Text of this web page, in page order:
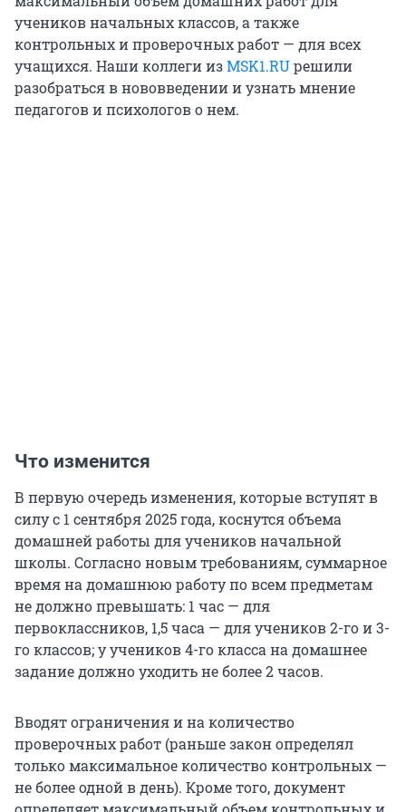
учеников начальных классов, а также
контрольных и проверочных работ — для всех
учащихся. Наши коллеги изMSK1.RUрешили
разобраться в нововведении и узнать мнение
педагогов и психологов о нем.
Что изменится
В первую очередь изменения, которые вступят в
силу с 1 сентября 2025 года, коснутся объема
домашней работы для учеников начальной
школы. Согласно новым требованиям, суммарное
время на домашнюю работу по всем предметам
не должно превышать: 1 час — для
первоклассников, 1,5 часа — для учеников 2-го и 3-
го классов; у учеников 4-го класса на домашнее
задание должно уходить не более 2 часов.
Вводят ограничения и на количество
проверочных работ (раньше закон определял
только максимальное количество контрольных —
не более одной в день). Кроме того, документ